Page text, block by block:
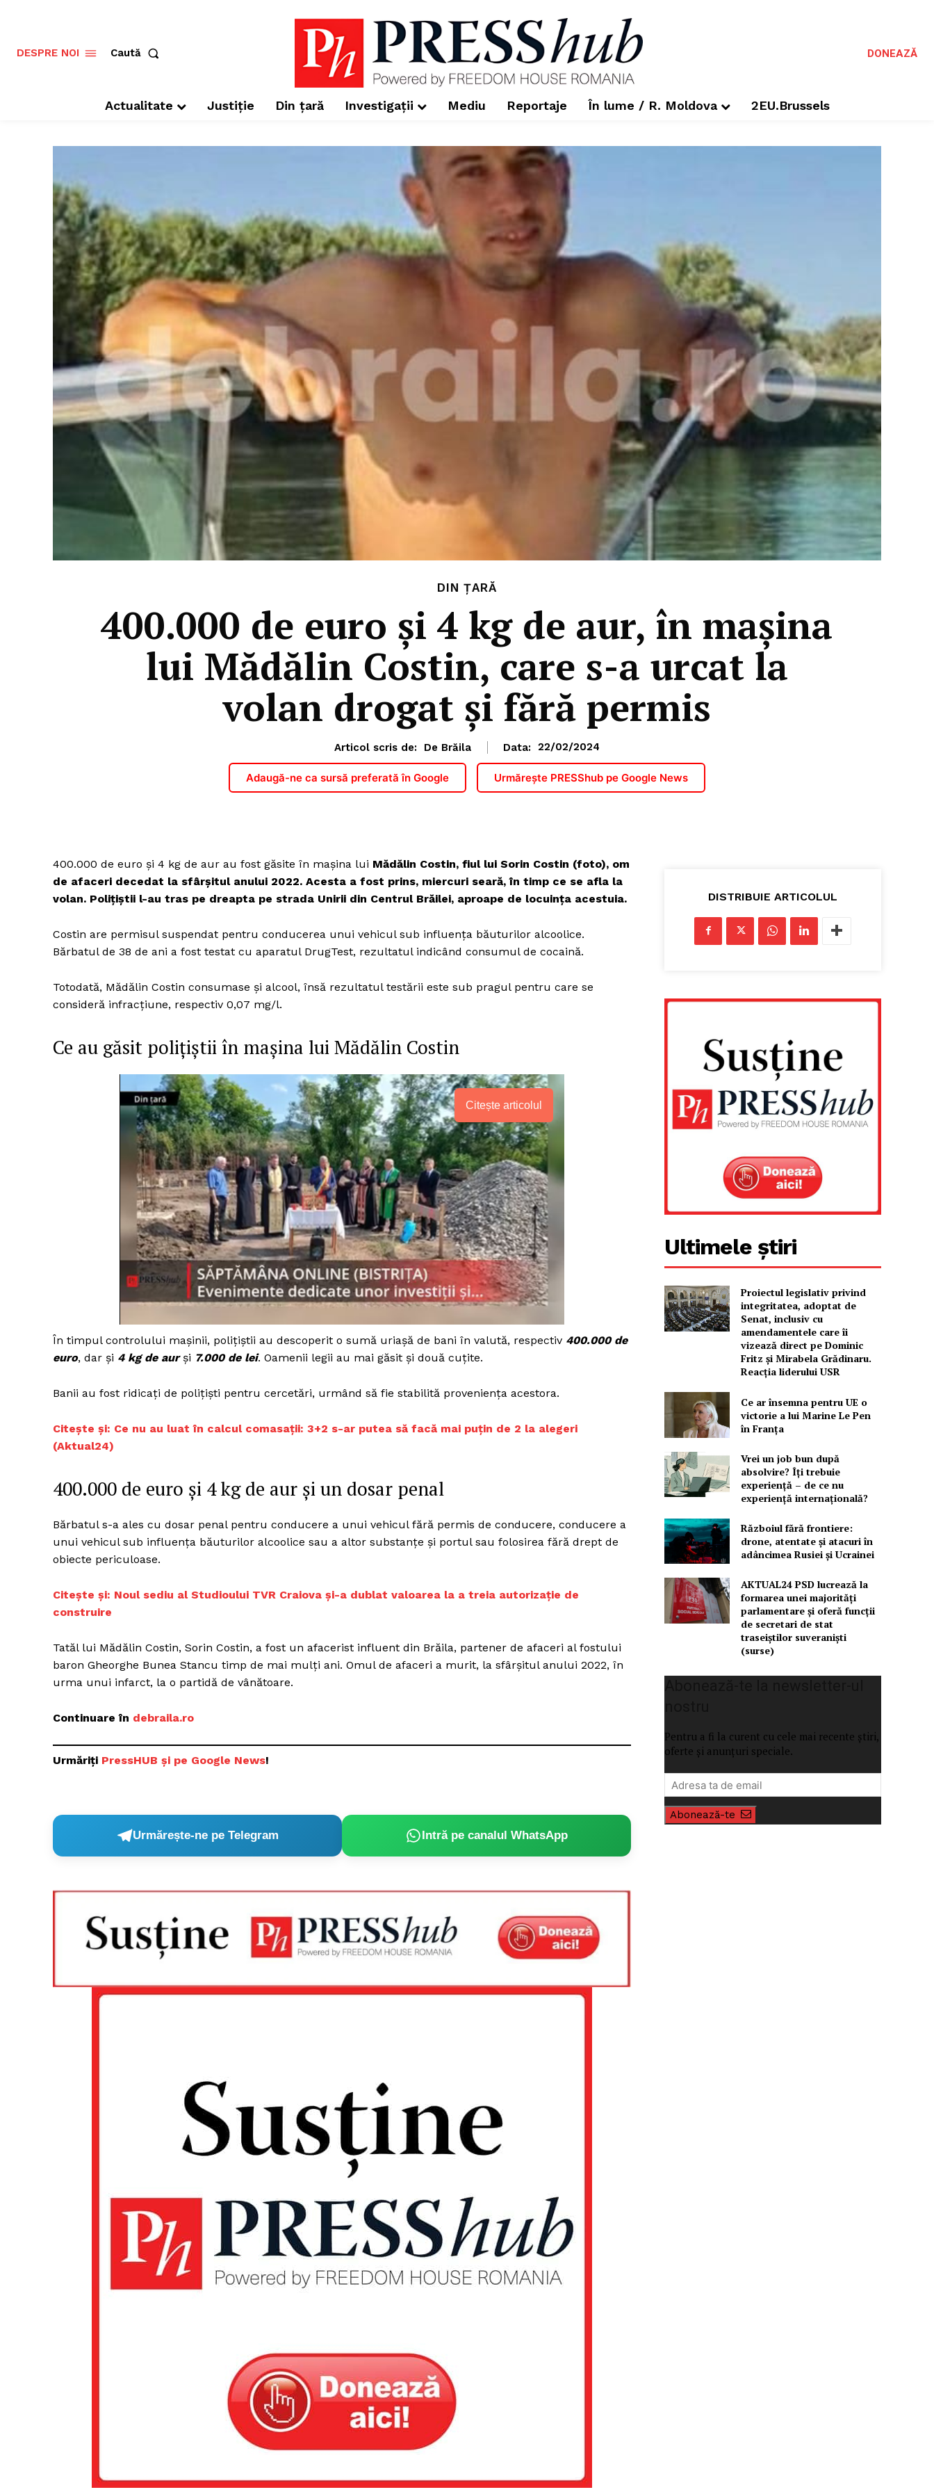
FREEDOM HOUSE
ROMÂNIA
Despre noi / Echipa
DESPRE NOI Caută DONEAZĂ
Actualitate Justiție Din țară Investigații Mediu Reportaje În lume / R. Moldova 2EU.Brussels
DIN ȚARĂ
400.000 de euro și 4 kg de aur, în mașina
lui Mădălin Costin, care s-a urcat la
volan drogat și fără permis
Articol scris de: De Brăila Data: 22/02/2024
Adaugă-ne ca sursă preferată în Google Urmărește PRESShub pe Google News
400.000 de euro și 4 kg de aur au fost găsite în mașina lui Mădălin Costin, fiul lui Sorin Costin (foto), om
de afaceri decedat la sfârșitul anului 2022. Acesta a fost prins, miercuri seară, în timp ce se afla la
volan. Polițiștii l-au tras pe dreapta pe strada Unirii din Centrul Brăilei, aproape de locuința acestuia.
Costin are permisul suspendat pentru conducerea unui vehicul sub influența băuturilor alcoolice.
Bărbatul de 38 de ani a fost testat cu aparatul DrugTest, rezultatul indicând consumul de cocaină.
Totodată, Mădălin Costin consumase și alcool, însă rezultatul testării este sub pragul pentru care se
consideră infracțiune, respectiv 0,07 mg/l.
Ce au găsit polițiștii în mașina lui Mădălin Costin
Citește articolul
În timpul controlului mașinii, polițiștii au descoperit o sumă uriașă de bani în valută, respectiv 400.000 de
euro, dar și 4 kg de aurși 7.000 de lei. Oamenii legii au mai găsit și două cuțite.
Banii au fost ridicați de polițiști pentru cercetări, urmând să fie stabilită proveniența acestora.
Citește și: Ce nu au luat în calcul comasații: 3+2 s-ar putea să facă mai puțin de 2 la alegeri
(Aktual24)
400.000 de euro și 4 kg de aur și un dosar penal
Bărbatul s-a ales cu dosar penal pentru conducere a unui vehicul fără permis de conducere, conducere a
unui vehicul sub influența băuturilor alcoolice sau a altor substanțe și portul sau folosirea fără drept de
obiecte periculoase.
Citește și: Noul sediu al Studioului TVR Craiova și-a dublat valoarea la a treia autorizație de
construire
Tatăl lui Mădălin Costin, Sorin Costin, a fost un afacerist influent din Brăila, partener de afaceri al fostului
baron Gheorghe Bunea Stancu timp de mai mulți ani. Omul de afaceri a murit, la sfârșitul anului 2022, în
urma unui infarct, la o partidă de vânătoare.
Continuare în debraila.ro
Urmăriți PressHUB și pe Google News!
Urmărește-ne pe Telegram Intră pe canalul WhatsApp
DISTRIBUIE ARTICOLUL
Ultimele știri
Proiectul legislativ privind
integritatea, adoptat de
Senat, inclusiv cu
amendamentele care îi
vizează direct pe Dominic
Fritz și Mirabela Grădinaru.
Reacția liderului USR
Ce ar însemna pentru UE o
victorie a lui Marine Le Pen
în Franța
Vrei un job bun după
absolvire? Îți trebuie
experiență – de ce nu
experiență internațională?
Războiul fără frontiere:
drone, atentate și atacuri în
adâncimea Rusiei și Ucrainei
AKTUAL24 PSD lucrează la
formarea unei majorităţi
parlamentare și oferă funcții
de secretari de stat
traseiștilor suveraniști
(surse)
Pentru a fi la curent cu cele mai recente știri,
oferte și anunțuri speciale.
Abonează-te